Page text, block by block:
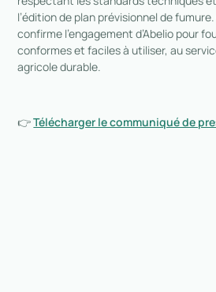
l’édition de plan prévisionnel de
confirme l’engagement d’Abelio pour
conformes et faciles à utiliser, au
agricole durable.
👉Télécharger le communiqué de